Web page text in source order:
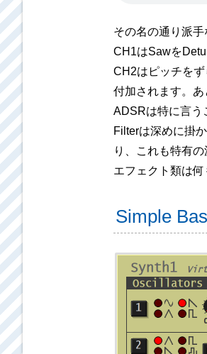
その名の通り派手
CH1はSawを
CH2はピッチを
付加されます。
ADSRは特に言う
Filterは深めに掛
り、これも特有の
エフェクト類は
Simple